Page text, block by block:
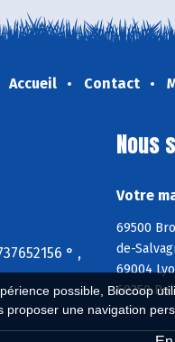
possible, Biocoop
proposer une navigation
Accueil Contact
° ,
Nous
Votre
69500
de-
69004
69250